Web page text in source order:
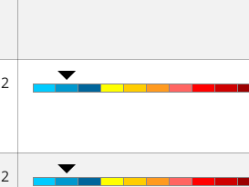
2
2